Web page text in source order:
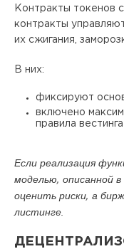
Контракты токенов
контракты
их сжигания,
В них:
фиксируют
включено
правила
Если реализация
моделью, описанной
оценить риски, а
листинге.